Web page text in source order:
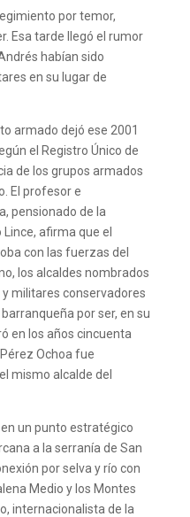
por temor,
Esa tarde llegó el rumor
habían sido
en su lugar de
armado dejó ese 2001
el Registro Único de
de los grupos armados
El profesor e
pensionado de la
afirma que el
con las fuerzas del
los alcaldes nombrados
militares conservadores
por ser, en su
en los años cincuenta
Ochoa fue
mismo alcalde del
un punto estratégico
a la serranía de San
por selva y río con
Medio y los Montes
internacionalista de la